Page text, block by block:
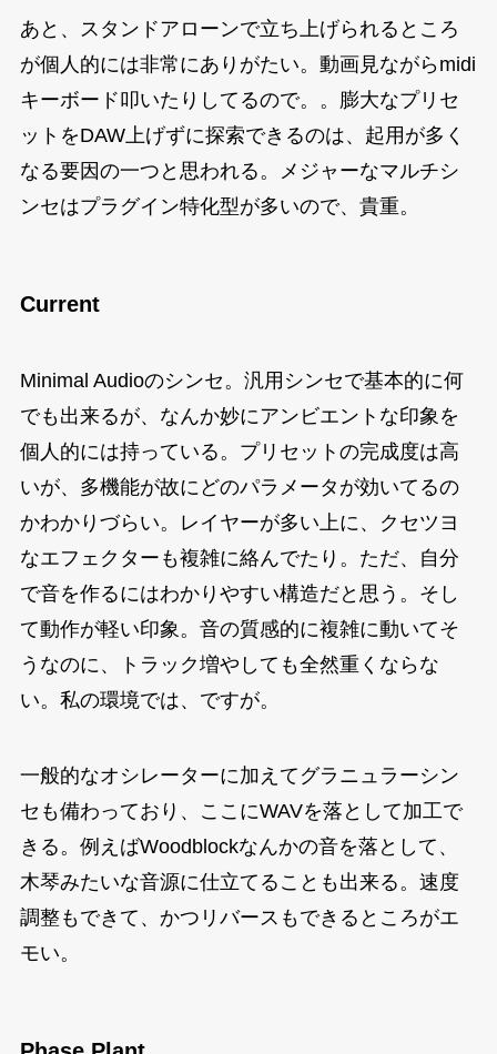
あと、スタンドアローンで立ち上げられるところ
が個人的には非常にありがたい。動画見ながらmidi
キーボード叩いたりしてるので。。膨大なプリセ
ットをDAW上げずに探索できるのは、起用が多く
なる要因の一つと思われる。メジャーなマルチシ
ンセはプラグイン特化型が多いので、貴重。
Current
Minimal Audioのシンセ。汎用シンセで基本的に何
でも出来るが、なんか妙にアンビエントな印象を
個人的には持っている。プリセットの完成度は高
いが、多機能が故にどのパラメータが効いてるの
かわかりづらい。レイヤーが多い上に、クセツヨ
なエフェクターも複雑に絡んでたり。ただ、自分
で音を作るにはわかりやすい構造だと思う。そし
て動作が軽い印象。音の質感的に複雑に動いてそ
うなのに、トラック増やしても全然重くならな
い。私の環境では、ですが。
一般的なオシレーターに加えてグラニュラーシン
セも備わっており、ここにWAVを落として加工で
きる。例えばWoodblockなんかの音を落として、
木琴みたいな音源に仕立てることも出来る。速度
調整もできて、かつリバースもできるところがエ
モい。